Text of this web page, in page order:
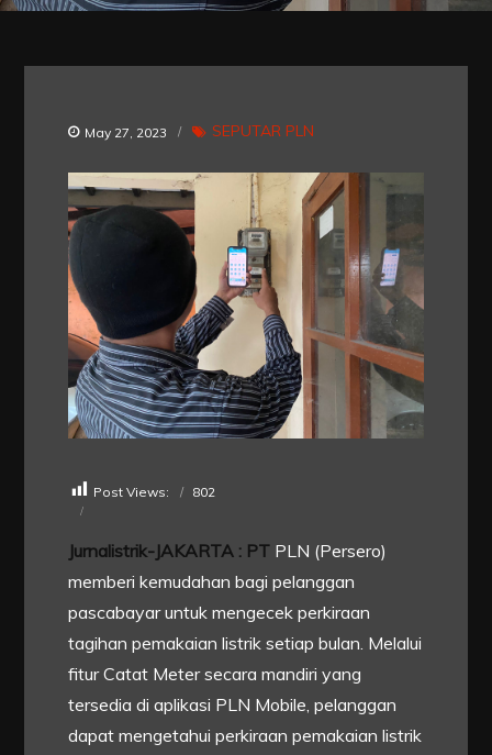
May 27, 2023 SEPUTAR PLN
Post Views: 802
Jurnalistrik-JAKARTA : PT PLN (Persero)
memberi kemudahan bagi pelanggan
pascabayar untuk mengecek perkiraan
tagihan pemakaian listrik setiap bulan. Melalui
fitur Catat Meter secara mandiri yang
tersedia di aplikasi PLN Mobile, pelanggan
dapat mengetahui perkiraan pemakaian listrik